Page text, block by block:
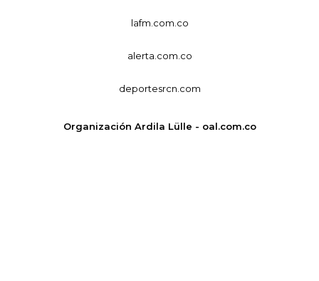
lafm.com.co
alerta.com.co
deportesrcn.com
Organización Ardila Lülle - oal.com.co